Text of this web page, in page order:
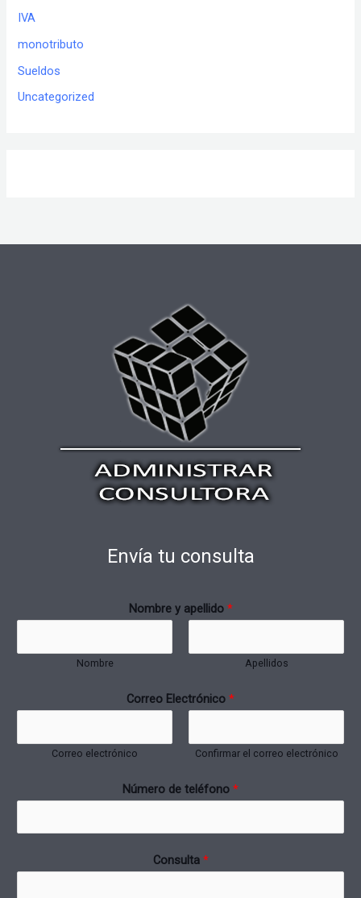
IVA
monotributo
Sueldos
Uncategorized
Envía tu consulta
Nombre y apellido *
Nombre Apellidos
Correo Electrónico *
Correo electrónico Confirmar el correo electrónico
Número de teléfono *
Consulta *